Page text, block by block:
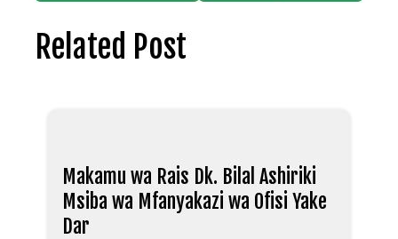
Related Post
Makamu wa Rais Dk. Bilal Ashiriki
Msiba wa Mfanyakazi wa Ofisi Yake
Dar